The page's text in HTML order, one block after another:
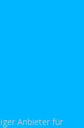
Anbieter für